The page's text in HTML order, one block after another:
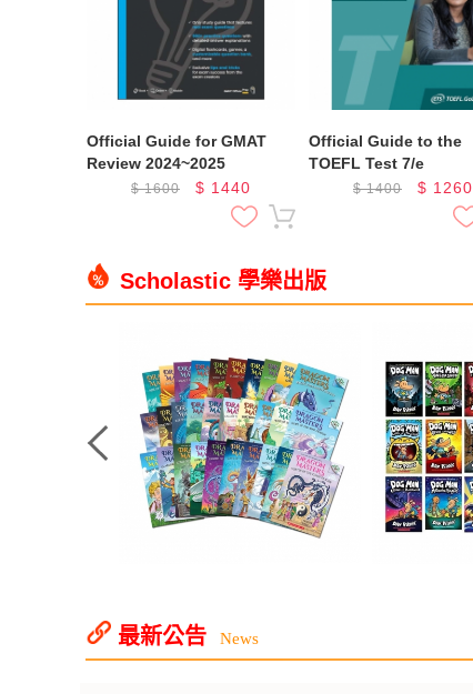
Official Guide for GMAT
Review 2024~2025
$1600 $ 1440
Official Guide to the
TOEFL Test 7/e
$1400 $ 1260
Scholastic 學樂出版
最新公告 News